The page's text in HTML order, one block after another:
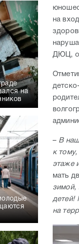
на
на
ДЮЦ,
–В
к
этаже
мать
зимой,
детей!
на